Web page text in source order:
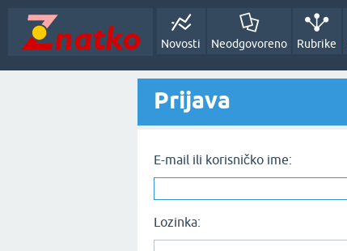
Novosti Neodgovoreno Rubrike
Prijava
E-mail ili korisničko ime:
Lozinka: